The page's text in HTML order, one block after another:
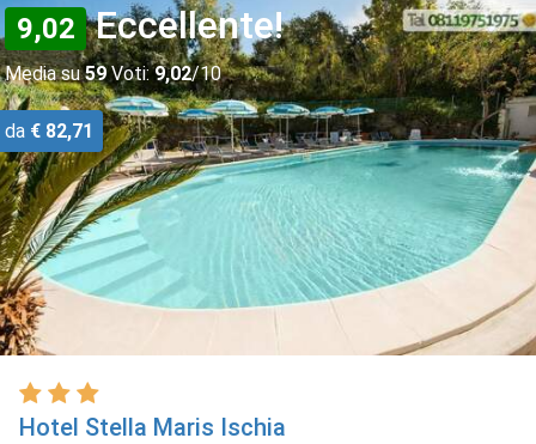
9,02 Eccellente!
Media su59Voti: 9,02/10
da € 82,71
Hotel Stella Maris Ischia